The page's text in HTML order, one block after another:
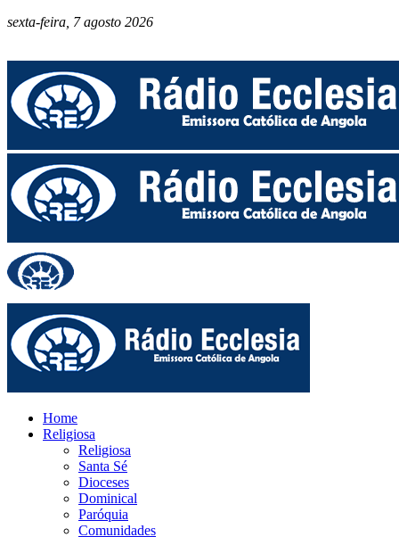
sexta-feira, 7 agosto 2026
Home
Religiosa
Religiosa
Santa Sé
Dioceses
Dominical
Paróquia
Comunidades